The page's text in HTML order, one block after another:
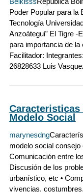
Poder Popular para la
Tecnología
Anzoátegui” El Tigre -
para importancia de
Facilitador:
26828633 Luis
Caracteristicas
Modelo Social
marynesdng
modelo social
Comunicación entre
Discusión de los
urbanístico, etc •
vivencias,